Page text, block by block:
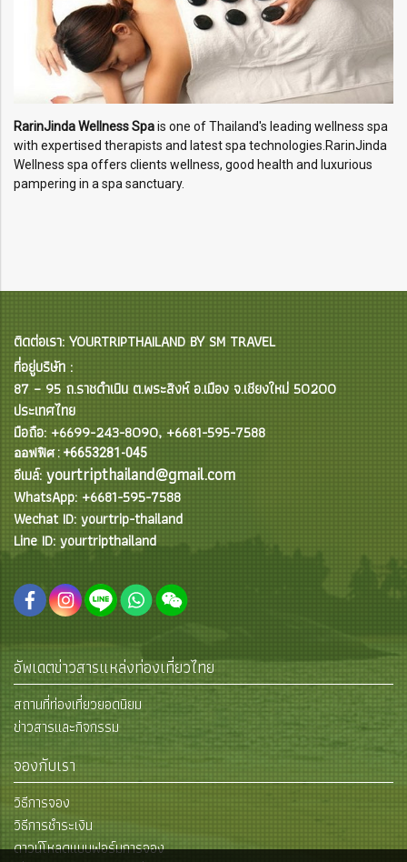
RarinJinda Wellness Spais one of Thailand's leading wellness spa
with expertised therapists and latest spa technologies.RarinJinda
Wellness spa offers clients wellness, good health and luxurious
pampering in a spa sanctuary.
ติดต่อเรา: YOURTRIPTHAILAND BY SM TRAVEL
ที่อยู่บริษัท :
87 – 95 ถ.ราชดำเนิน ต.พระสิงห์ อ.เมือง จ.เชียงใหม่ 50200
ประเทศไทย
มือถือ: +6699-243-8090, +6681-595-7588
ออฟฟิศ : +6653281-045
อีเมล์: yourtripthailand@gmail.com
WhatsApp: +6681-595-7588
Wechat ID: yourtrip-thailand
Line ID: yourtripthailand
อัพเดตข่าวสารแหล่งท่องเที่ยวไทย
สถานที่ท่องเที่ยวยอดนิยม
ข่าวสารและกิจกรรม
จองกับเรา
วิธีการจอง
วิธีการชำระเงิน
ดาวน์โหลดแบบฟอร์มการจอง